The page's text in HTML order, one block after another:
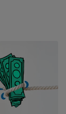
imprevistos.
debes hacer y